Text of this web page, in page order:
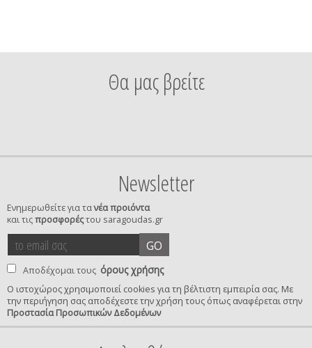
Θα μας βρείτε
Newsletter
Ενημερωθείτε για τανέα προιόντα
και τιςπροσφορέςτου saragoudas.gr
το
email
σας
GO
Αποδέχομαι τους όρους χρήσης
Ο ιστοχώρος χρησιμοποιεί cookies για τη βέλτιστη εμπειρία σας. Με
την περιήγηση σας αποδέχεστε την χρήση τους όπως αναφέρεται στην
Προστασία Προσωπικών Δεδομένων
confirmation